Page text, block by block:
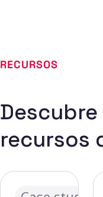
RECURSOS
recursos